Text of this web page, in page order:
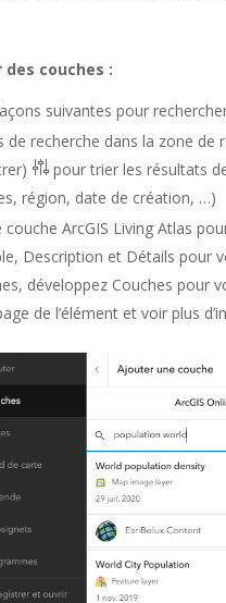
couches :
suivantes pour
de recherche dans la zone de
pour trier les résultats
région, date de création, …)
coucheArcGIS Living Atlas
, Description et Détails pour
développez Couches pour
de l’élément et voir plus